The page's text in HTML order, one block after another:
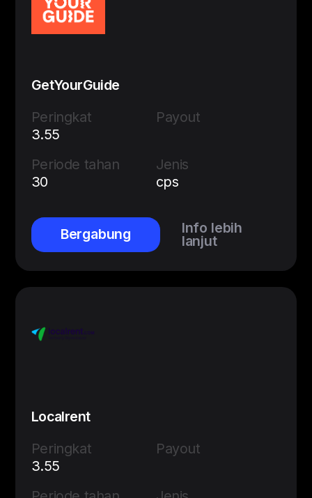
GetYourGuide
Peringkat
3.55
Payout
Periode tahan
30
Jenis
cps
Bergabung Info lebih
lanjut
Localrent
Peringkat
3.55
Payout